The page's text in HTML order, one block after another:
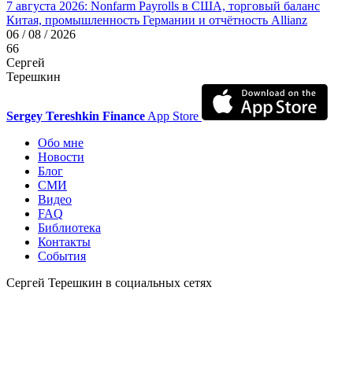
7 августа 2026: Nonfarm Payrolls в США, торговый баланс
Китая, промышленность Германии и отчётность Allianz
06 / 08 / 2026
66
Сергей
Терешкин
Sergey Tereshkin Finance App Store
Обо мне
Новости
Блог
СМИ
Видео
FAQ
Библиотека
Контакты
События
Сергей Терешкин в социальных сетях